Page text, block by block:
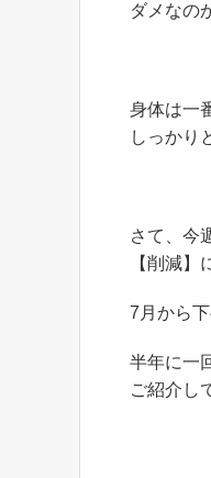
ダメなの
身体は一
しっかり
さて、今
【削減】
7月から
半年に一
ご紹介し